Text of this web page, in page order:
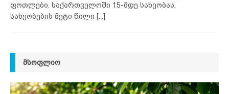
ფოთლები. საქართველოში 15-მდე სახეობაა.
სახეობების მეტი წილი [...]
ᲛᲡᲝᲤᲚᲘᲝ